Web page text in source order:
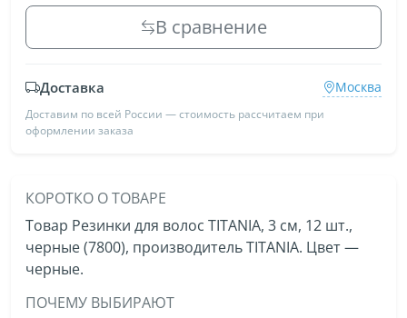
В сравнение
Доставка Москва
Доставим по всей России — стоимость рассчитаем при
оформлении заказа
КОРОТКО О ТОВАРЕ
Товар Резинки для волос TITANIA, 3 см, 12 шт.,
черные (7800), производитель TITANIA. Цвет —
черные.
ПОЧЕМУ ВЫБИРАЮТ